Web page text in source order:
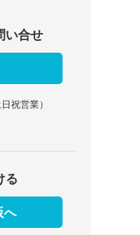
い合せ
祝営業）
る
へ